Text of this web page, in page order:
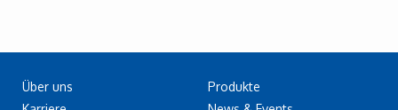
Über uns
Produkte